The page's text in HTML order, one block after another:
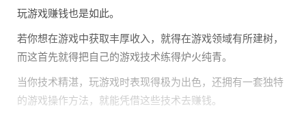
玩游戏赚钱也是如此。
若你想在游戏中获取丰厚收入，就得在游戏领域有所建树，
而这首先就得把自己的游戏技术练得炉火纯青。
当你技术精湛，玩游戏时表现得极为出色，还拥有一套独特
的游戏操作方法，就能凭借这些技术去赚钱。